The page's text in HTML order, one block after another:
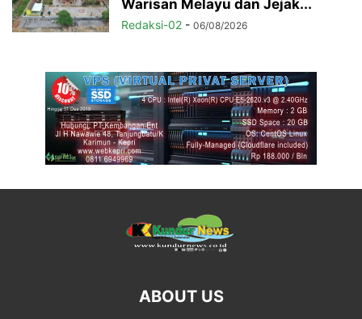
Warisan Melayu dan Jejak...
Redaksi-02 - 06/08/2026
ABOUT US